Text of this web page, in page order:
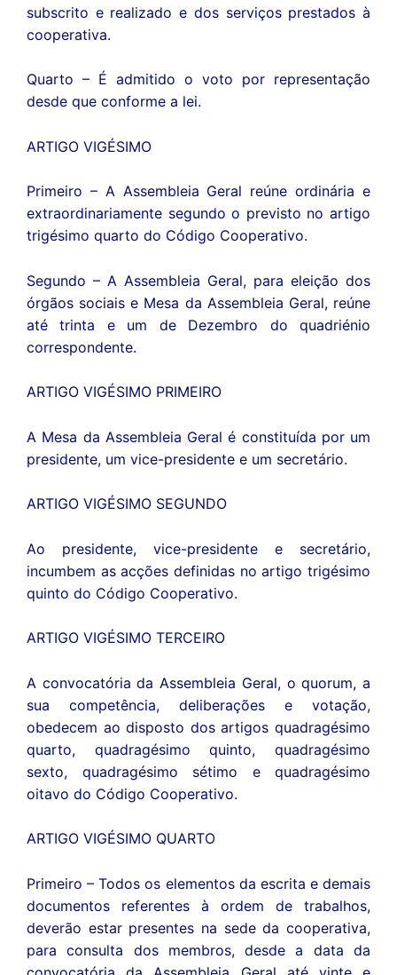
subscrito e realizado e dos serviços prestados à
cooperativa.
Quarto – É admitido o voto por representação
desde que conforme a lei.
ARTIGO VIGÉSIMO
Primeiro – A Assembleia Geral reúne ordinária e
extraordinariamente segundo o previsto no artigo
trigésimo quarto do Código Cooperativo.
Segundo – A Assembleia Geral, para eleição dos
órgãos sociais e Mesa da Assembleia Geral, reúne
até trinta e um de Dezembro do quadriénio
correspondente.
ARTIGO VIGÉSIMO PRIMEIRO
A Mesa da Assembleia Geral é constituída por um
presidente, um vice-presidente e um secretário.
ARTIGO VIGÉSIMO SEGUNDO
Ao presidente, vice-presidente e secretário,
incumbem as acções definidas no artigo trigésimo
quinto do Código Cooperativo.
ARTIGO VIGÉSIMO TERCEIRO
A convocatória da Assembleia Geral, o quorum, a
sua competência, deliberações e votação,
obedecem ao disposto dos artigos quadragésimo
quarto, quadragésimo quinto, quadragésimo
sexto, quadragésimo sétimo e quadragésimo
oitavo do Código Cooperativo.
ARTIGO VIGÉSIMO QUARTO
Primeiro – Todos os elementos da escrita e demais
documentos referentes à ordem de trabalhos,
deverão estar presentes na sede da cooperativa,
para consulta dos membros, desde a data da